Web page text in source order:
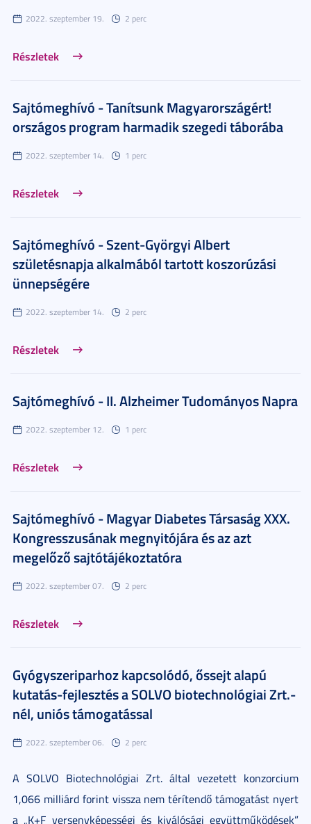
2022. szeptember 19. 2 perc
Részletek
Sajtómeghívó - Tanítsunk Magyarországért!
országos program harmadik szegedi táborába
2022. szeptember 14. 1 perc
Részletek
Sajtómeghívó - Szent-Györgyi Albert
születésnapja alkalmából tartott koszorúzási
ünnepségére
2022. szeptember 14. 2 perc
Részletek
Sajtómeghívó - II. Alzheimer Tudományos Napra
2022. szeptember 12. 1 perc
Részletek
Sajtómeghívó - Magyar Diabetes Társaság XXX.
Kongresszusának megnyitójára és az azt
megelőző sajtótájékoztatóra
2022. szeptember 07. 2 perc
Részletek
Gyógyszeriparhoz kapcsolódó, őssejt alapú
kutatás-fejlesztés a SOLVO biotechnológiai Zrt.-
nél, uniós támogatással
2022. szeptember 06. 2 perc
A SOLVO Biotechnológiai Zrt. által vezetett konzorcium
1,066 milliárd forint vissza nem térítendő támogatást nyert
a „K+F versenyképességi és kiválósági együttműködések”